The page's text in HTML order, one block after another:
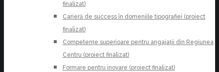
finalizat)
Carieră de success în domeniile tipografiei (proiect
finalizat)
Competențe superioare pentru angajații din Regiunea
Centru (proiect finalizat)
Formare pentru inovare (proiect finalizat)